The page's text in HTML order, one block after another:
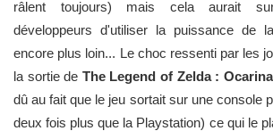
râlent toujours) mais cela aurait
développeurs d'utiliser la puissance de
encore plus loin... Le choc ressenti par les
la sortie de The Legend of Zelda :
dû au fait que le jeu sortait sur une console
deux fois plus que la Playstation) ce qui le